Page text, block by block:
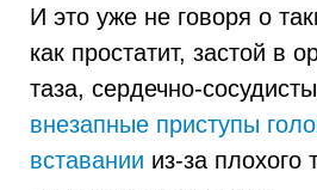
И это уже не говоря о
как простатит, застой в
таза, сердечно-
внезапные приступы
вставании из-за плохого